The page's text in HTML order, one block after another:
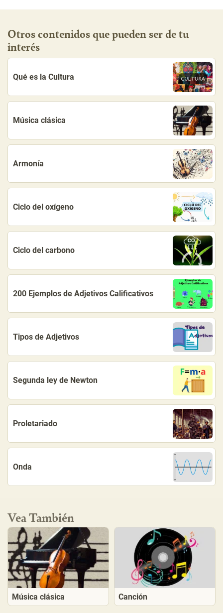
Otros contenidos que pueden ser de tu
interés
Qué es la Cultura
Música clásica
Armonía
Ciclo del oxígeno
Ciclo del carbono
200 Ejemplos de Adjetivos Calificativos
Tipos de Adjetivos
Segunda ley de Newton
Proletariado
Onda
Vea También
Música clásica Canción